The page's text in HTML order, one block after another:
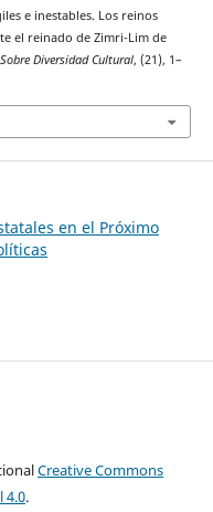
e inestables. Los reinos
el reinado de Zimri-Lim de
Diversidad Cultural, (21), 1–
en el Próximo
Creative Commons
4.0.